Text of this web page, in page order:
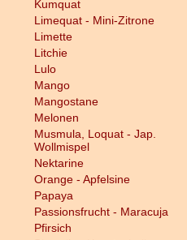
Kumquat
Limequat - Mini-Zitrone
Limette
Litchie
Lulo
Mango
Mangostane
Melonen
Musmula, Loquat - Jap.
Wollmispel
Nektarine
Orange - Apfelsine
Papaya
Passionsfrucht - Maracuja
Pfirsich